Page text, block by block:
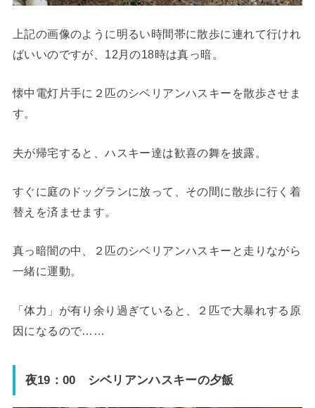
上記の画像のように明るい時間帯に散歩に連れて行けれ
ばいいのですが、12月の18時は真っ暗。
懐中電灯片手に２匹のシベリアンハスキーを散歩させま
す。
夫が帰宅すると、ハスキー達は歓喜の舞を披露。
すぐに庭のドッグランに放って、その間に散歩に行く着
替えを済ませます。
真っ暗闇の中、２匹のシベリアンハスキーと走りながら
一緒に運動。
「体力」が有り余り過ぎていると、２匹で大暴れする原
因になるので……
夜19：00 シベリアンハスキーの夕飯